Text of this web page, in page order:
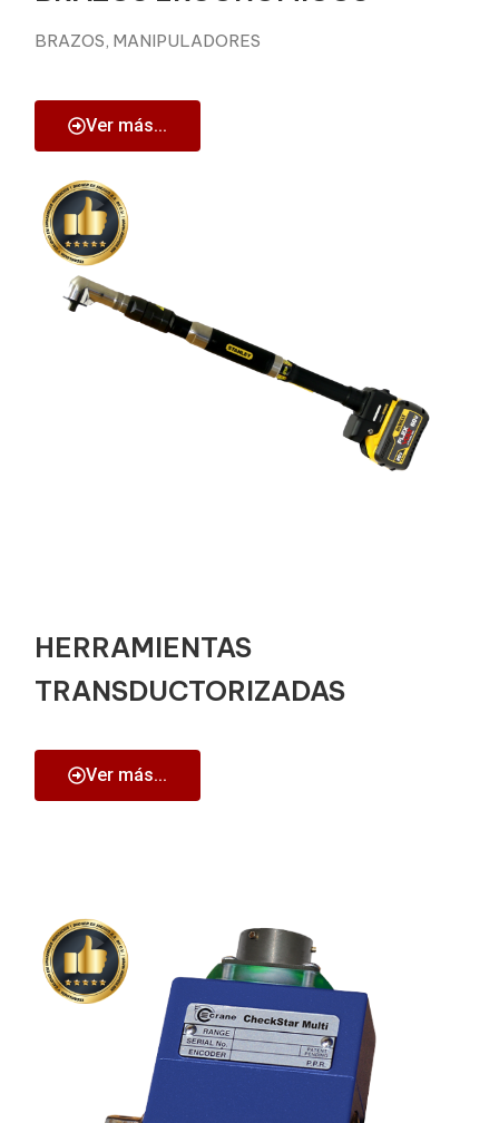
BRAZOS, MANIPULADORES
Ver más...
HERRAMIENTAS
TRANSDUCTORIZADAS
Ver más...